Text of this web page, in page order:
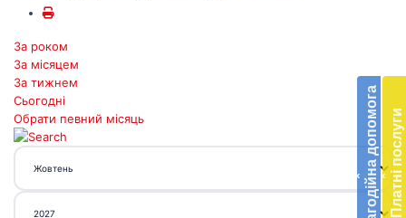
‹ Благодійна допомогав
‹ Платні послуги
За роком
За місяцем
За тижнем
Сьогодні
Обрати певний місяць